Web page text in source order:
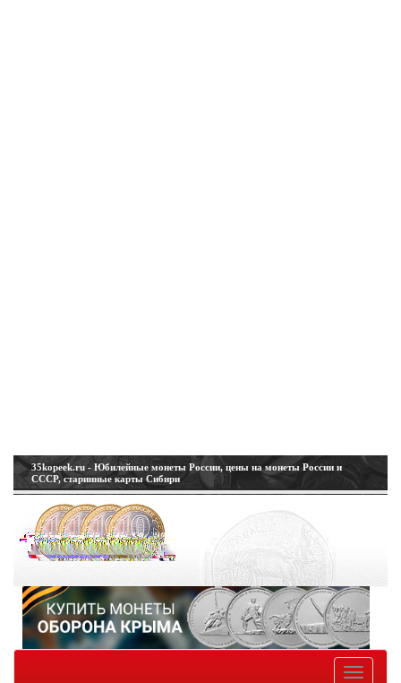
35kopeek.ru - Юбилейные монеты России, цены на монеты России и
СССР, старинные карты Сибири
Toggle